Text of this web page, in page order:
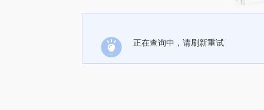
正在查询中，请刷新重试